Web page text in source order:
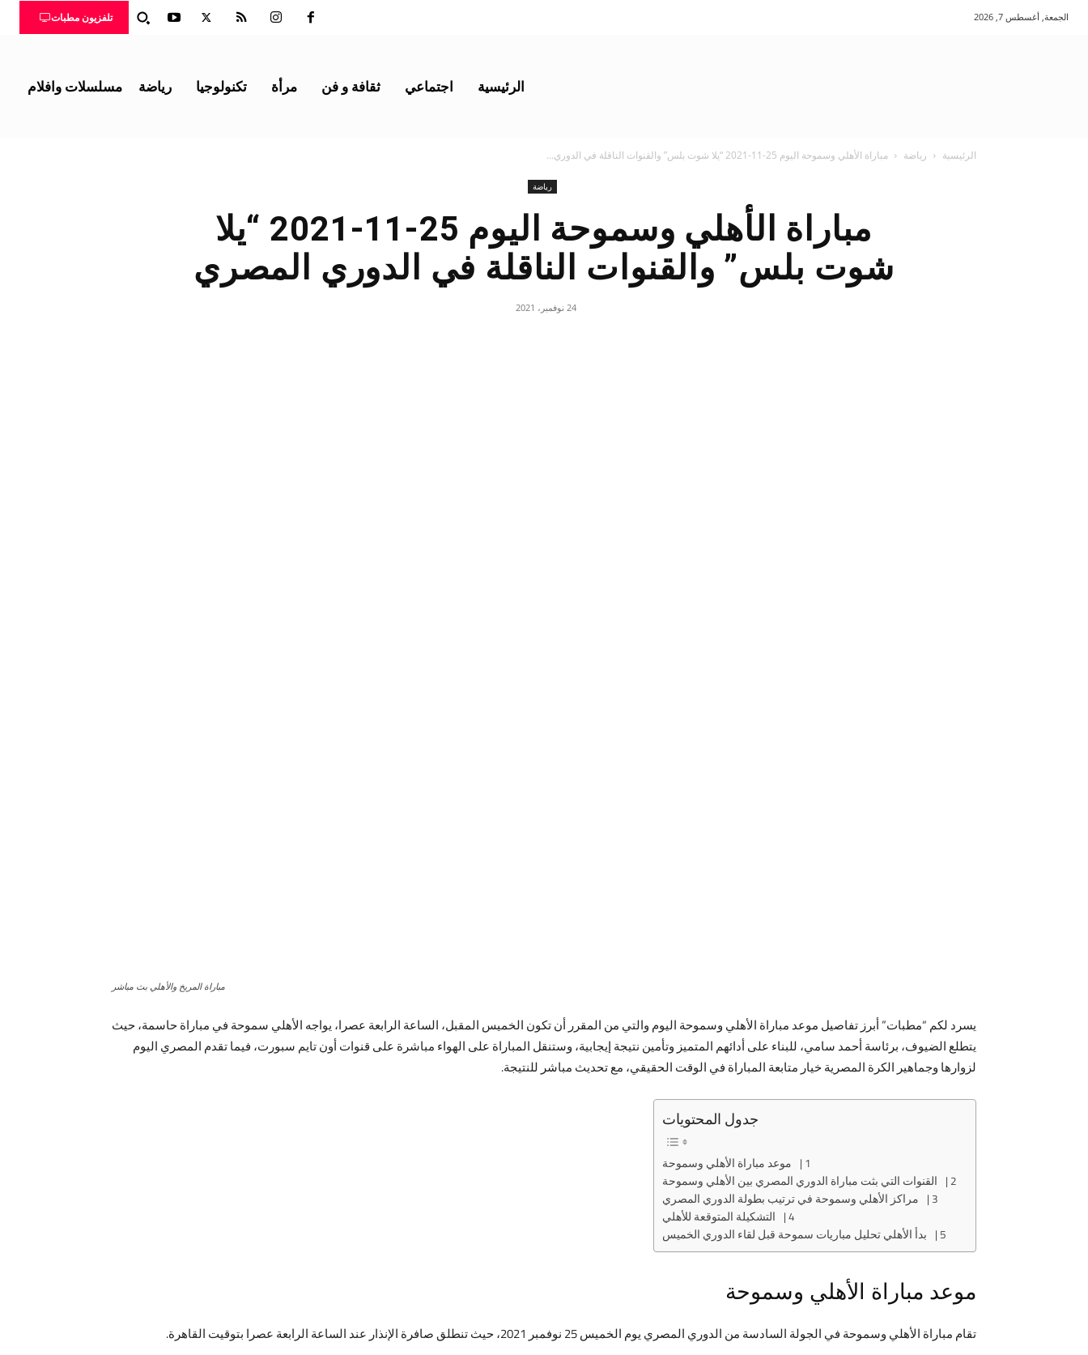
تلفزيون مطبات الجمعة, أغسطس 7, 2026
الرئيسية اجتماعي ثقافة و فن مرأة تكنولوجيا رياضة مسلسلات وافلام
الرئيسية رياضة مباراة الأهلي وسموحة اليوم 25-11-2021 “يلا شوت بلس” والقنوات الناقلة في الدوري...
رياضة
مباراة الأهلي وسموحة اليوم 25-11-2021 “يلا
شوت بلس” والقنوات الناقلة في الدوري المصري
24 نوفمبر، 2021
مباراة المريخ والأهلي بث مباشر
يسرد لكم “مطبات” أبرز تفاصيل موعد مباراة الأهلي وسموحة اليوم والتي من المقرر أن تكون الخميس المقبل، الساعة الرابعة عصرا، يواجه الأهلي سموحة في مباراة حاسمة، حيث
يتطلع الضيوف، برئاسة أحمد سامي، للبناء على أدائهم المتميز وتأمين نتيجة إيجابية، وستنقل المباراة على الهواء مباشرة على قنوات أون تايم سبورت، فيما تقدم المصري اليوم
لزوارها وجماهير الكرة المصرية خيار متابعة المباراة في الوقت الحقيقي، مع تحديث مباشر للنتيجة.
جدول المحتويات
موعد مباراة الأهلي وسموحة
القنوات التي بثت مباراة الدوري المصري بين الأهلي وسموحة
مراكز الأهلي وسموحة في ترتيب بطولة الدوري المصري
التشكيلة المتوقعة للأهلي
بدأ الأهلي تحليل مباريات سموحة قبل لقاء الدوري الخميس
موعد مباراة الأهلي وسموحة
تقام مباراة الأهلي وسموحة في الجولة السادسة من الدوري المصري يوم الخميس 25 نوفمبر 2021، حيث تنطلق صافرة الإنذار عند الساعة الرابعة عصرا بتوقيت القاهرة.